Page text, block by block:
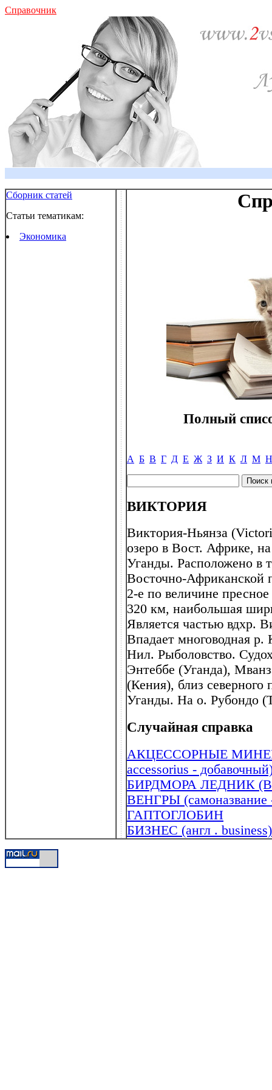
Справочник
Сборник статей
Статьи тематикам:
Экономика
Полный
А Б В Г Д Е Ж З И К Л М Н
ВИКТОРИЯ
Виктория-Ньянза
озеро в Вост. Африке,
Уганды. Расположено в
Восточно-Африканской
2-е по величине
320 км, наибольшая
Является частью вдхр.
Впадает многоводная р.
Нил. Рыболовство.
Энтеббе (Уганда),
(Кения), близ
Уганды. На о. Рубондо
Случайная справка
АКЦЕССОРНЫЕ
accessorius -
БИРДМОРА ЛЕДНИК
ВЕНГРЫ (самоназвание
ГАПТОГЛОБИН
БИЗНЕС (англ . business)